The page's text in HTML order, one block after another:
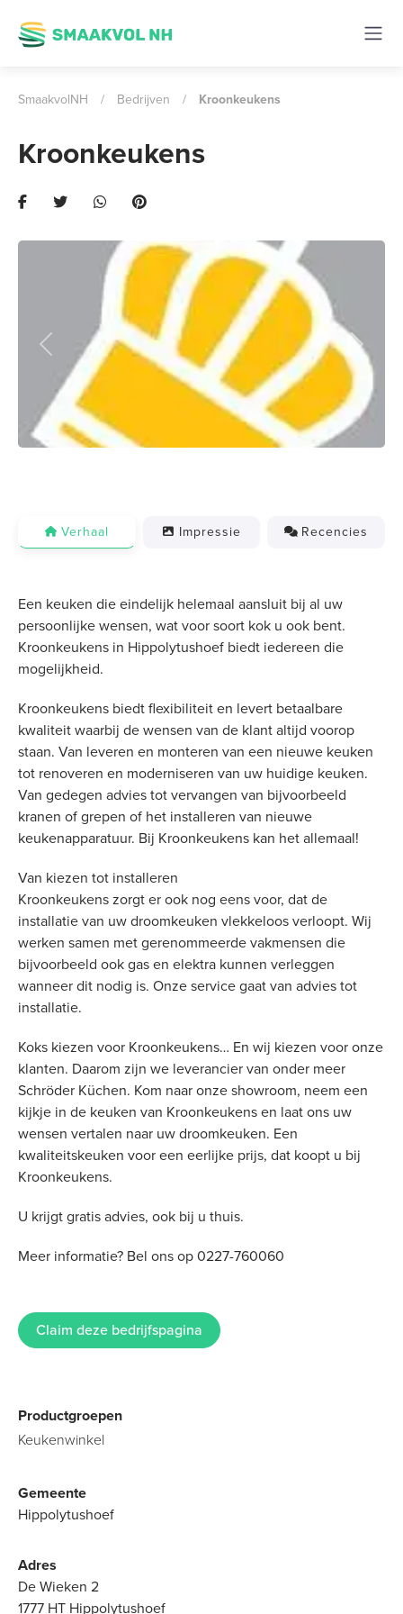
SmaakvolNH / Bedrijven / Kroonkeukens
Kroonkeukens
Previous Next
Verhaal Impressie Recencies
Een keuken die eindelijk helemaal aansluit bij al uw
persoonlijke wensen, wat voor soort kok u ook bent.
Kroonkeukens in Hippolytushoef biedt iedereen die
mogelijkheid.
Kroonkeukens biedt flexibiliteit en levert betaalbare
kwaliteit waarbij de wensen van de klant altijd voorop
staan. Van leveren en monteren van een nieuwe keuken
tot renoveren en moderniseren van uw huidige keuken.
Van gedegen advies tot vervangen van bijvoorbeeld
kranen of grepen of het installeren van nieuwe
keukenapparatuur. Bij Kroonkeukens kan het allemaal!
Van kiezen tot installeren
Kroonkeukens zorgt er ook nog eens voor, dat de
installatie van uw droomkeuken vlekkeloos verloopt. Wij
werken samen met gerenommeerde vakmensen die
bijvoorbeeld ook gas en elektra kunnen verleggen
wanneer dit nodig is. Onze service gaat van advies tot
installatie.
Koks kiezen voor Kroonkeukens… En wij kiezen voor onze
klanten. Daarom zijn we leverancier van onder meer
Schröder Küchen. Kom naar onze showroom, neem een
kijkje in de keuken van Kroonkeukens en laat ons uw
wensen vertalen naar uw droomkeuken. Een
kwaliteitskeuken voor een eerlijke prijs, dat koopt u bij
Kroonkeukens.
U krijgt gratis advies, ook bij u thuis.
Meer informatie? Bel ons op 0227-760060
Claim deze bedrijfspagina
Productgroepen
Keukenwinkel
Gemeente
Hippolytushoef
Adres
De Wieken 2
1777 HT Hippolytushoef